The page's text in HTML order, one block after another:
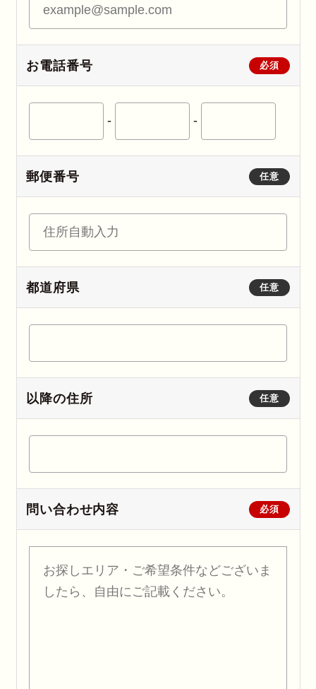
必須
お電話番号
- -
任意
郵便番号
任意
都道府県
任意
以降の住所
必須
問い合わせ内容